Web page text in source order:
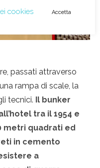
passati attraverso
rampa di scale, la
tecnici. Il bunker
tra il 1954 e
metri quadrati ed
in cemento
a